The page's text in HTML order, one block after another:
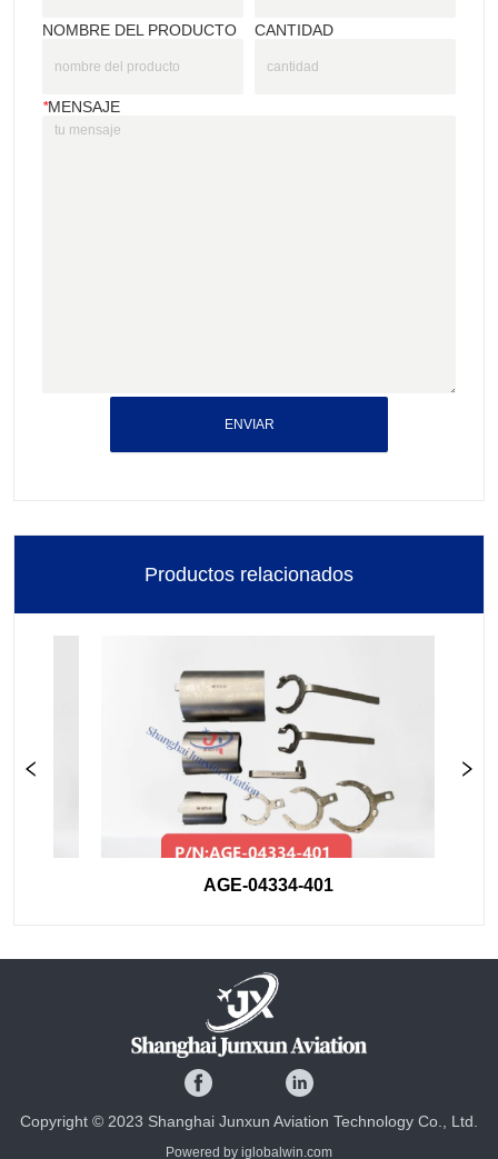
NOMBRE DEL PRODUCTO CANTIDAD
*MENSAJE
ENVIAR
Productos relacionados
AGE-04334-401
Copyright © 2023 Shanghai Junxun Aviation Technology Co., Ltd.
Powered by iglobalwin.com